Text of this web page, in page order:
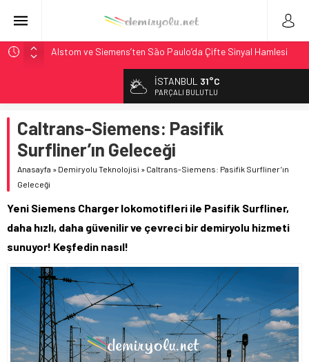
Alstom ve Siemens’ten São Paulo’da Çifte Sinyal Hamlesi
Siemens ve Stadler’dan Berlin S-Bahn’a 350 Trenlik Dev
Japonya Maglev Onayı: Bütçe 11 Trilyon Yen, Hedef 2036
Toronto Metrosu’nda Kapasite %40 Artıyor: Hitachi Rail
İmzaladı
Webuild Tüneli Tamamladı: Lima’da Seyahat 45 Dakikaya
İndi
İSTANBUL 31°C
PARÇALI BULUTLU
Caltrans-Siemens: Pasifik
Surfliner’ın Geleceği
Anasayfa » Demiryolu Teknolojisi » Caltrans-Siemens: Pasifik Surfliner’ın
Geleceği
Yeni Siemens Charger lokomotifleri ile Pasifik Surfliner,
daha hızlı, daha güvenilir ve çevreci bir demiryolu hizmeti
sunuyor! Keşfedin nasıl!